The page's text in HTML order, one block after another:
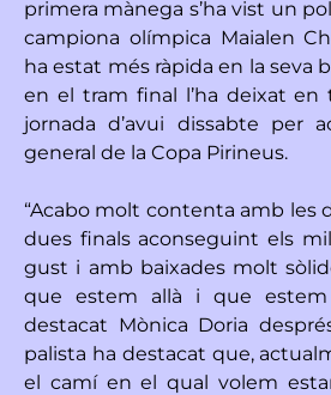
primera mànega s’ha vist un
campiona olímpica Maialen
ha estat més ràpida en la seva
en el tram final l’ha deixat en
jornada d’avui dissabte per
general de la Copa Pirineus.
“Acabo molt contenta amb les
dues finals aconseguint els
gust i amb baixades molt
que estem allà i que
destacat Mònica Doria
palista ha destacat que,
el camí en el qual volem